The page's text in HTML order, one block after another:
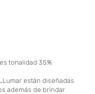
tonalidad 35%.
están diseñadas
además de brindar